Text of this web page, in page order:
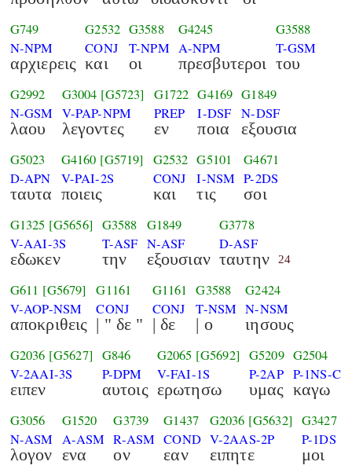
G749
N-NPM
αρχιερεις
G2532
CONJ
και
G3588
T-NPM
οι
G4245
A-NPM
πρεσβυτεροι
G3588
T-GSM
του
G2992
N-GSM
λαου
G3004 [G5723]
V-PAP-NPM
λεγοντες
G1722
PREP
εν
G4169
I-DSF
ποια
G1849
N-DSF
εξουσια
G5023
D-APN
ταυτα
G4160 [G5719]
V-PAI-2S
ποιεις
G2532
CONJ
και
G5101
I-NSM
τις
G4671
P-2DS
σοι
G1325 [G5656]
V-AAI-3S
εδωκεν
G3588
T-ASF
την
G1849
N-ASF
εξουσιαν
G3778
D-ASF
ταυτην 24
G611 [G5679]
V-AOP-NSM
αποκριθεις
G1161
CONJ
| " δε "
G1161
CONJ
| δε
G3588
T-NSM
| ο
G2424
N-NSM
ιησους
G2036 [G5627]
V-2AAI-3S
ειπεν
G846
P-DPM
αυτοις
G2065 [G5692]
V-FAI-1S
ερωτησω
G5209
P-2AP
υμας
G2504
P-1NS-C
καγω
G3056
N-ASM
λογον
G1520
A-ASM
ενα
G3739
R-ASM
ον
G1437
COND
εαν
G2036 [G5632]
V-2AAS-2P
ειπητε
G3427
P-1DS
μοι